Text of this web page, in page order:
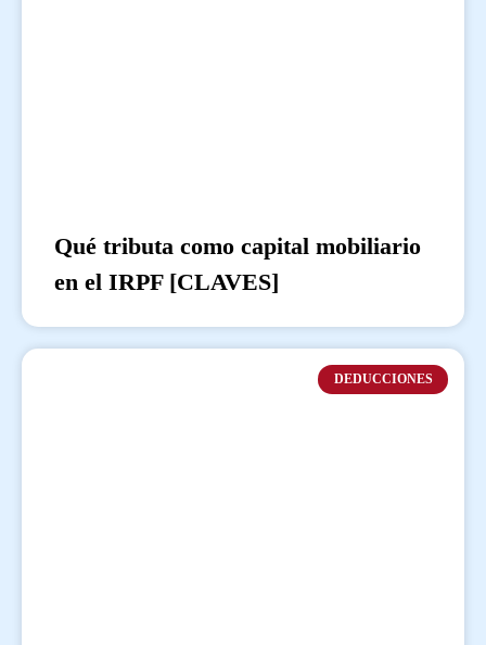
Qué tributa como capital mobiliario
en el IRPF [CLAVES]
DEDUCCIONES